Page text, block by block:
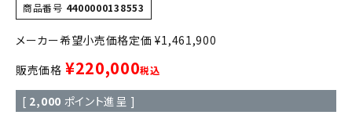
商品番号 4400000138553
定価 ¥1,461,900
販売価格 ¥220,000税込
[ 2,000 ポイント進呈 ]